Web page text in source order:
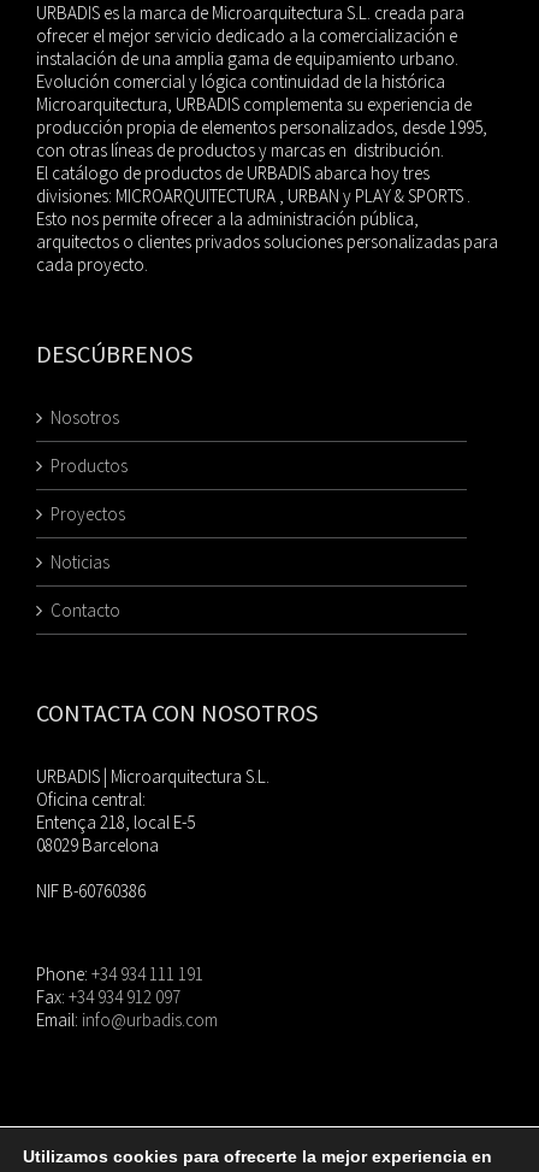
URBADIS es la marca de Microarquitectura S.L. creada para
ofrecer el mejor servicio dedicado a la comercialización e
instalación de una amplia gama de equipamiento urbano.
Evolución comercial y lógica continuidad de la histórica
Microarquitectura, URBADIS complementa su experiencia de
producción propia de elementos personalizados, desde 1995,
con otras líneas de productos y marcas en distribución.
El catálogo de productos de URBADIS abarca hoy tres
divisiones: MICROARQUITECTURA , URBAN y PLAY & SPORTS .
Esto nos permite ofrecer a la administración pública,
arquitectos o clientes privados soluciones personalizadas para
cada proyecto.
DESCÚBRENOS
Nosotros
Productos
Proyectos
Noticias
Contacto
CONTACTA CON NOSOTROS
URBADIS | Microarquitectura S.L.
Oficina central:
Entença 218, local E-5
08029 Barcelona
NIF B-60760386
Phone: +34 934 111 191
Fax: +34 934 912 097
Email: info@urbadis.com
Utilizamos cookies para ofrecerte la mejor experiencia en